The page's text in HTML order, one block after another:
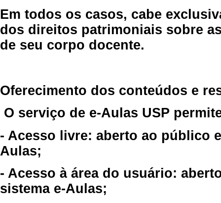
Em todos os casos, cabe
dos direitos patrimoniais sobre
de seu corpo docente.
Oferecimento dos conteúdos e
O serviço de e-Aulas USP
- Acesso livre: aberto ao público
Aulas;
- Acesso à área do usuário:
sistema e-Aulas;